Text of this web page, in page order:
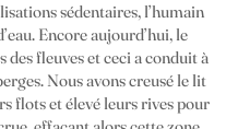
sédentaires, l’humain
Encore aujourd’hui, le
des fleuves et ceci a conduit à
Nous avons creusé le lit
flots et élevé leurs rives pour